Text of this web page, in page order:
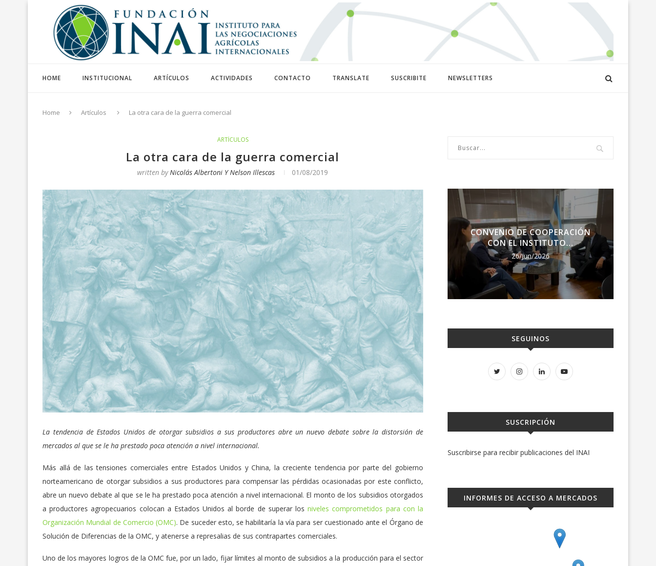
HOME INSTITUCIONAL ARTÍCULOS ACTIVIDADES CONTACTO TRANSLATE SUSCRIBITE NEWSLETTERS
Home Artículos La otra cara de la guerra comercial
ARTÍCULOS
La otra cara de la guerra comercial
written by Nicolás Albertoni Y Nelson Illescas 01/08/2019
La tendencia de Estados Unidos de otorgar subsidios a sus productores abre un nuevo debate sobre la distorsión de
mercados al que se le ha prestado poca atención a nivel internacional.
Más allá de las tensiones comerciales entre Estados Unidos y China, la creciente tendencia por parte del gobierno
norteamericano de otorgar subsidios a sus productores para compensar las pérdidas ocasionadas por este conflicto,
abre un nuevo debate al que se le ha prestado poca atención a nivel internacional. El monto de los subsidios otorgados
a productores agropecuarios colocan a Estados Unidos al borde de superar losniveles comprometidos para con la
Organización Mundial de Comercio (OMC). De suceder esto, se habilitaría la vía para ser cuestionado ante el Órgano de
Solución de Diferencias de la OMC, y atenerse a represalias de sus contrapartes comerciales.
Uno de los mayores logros de la OMC fue, por un lado, fijar límites al monto de subsidios a la producción para el sector
MAXIMILIANO MORENO: EL
REACOMODAMIENTO GLOBAL
Y...
10/Jun/2026
ARGENTINA INICIÓ LA
APLICACIÓN PROVISORIA DEL...
29/Jul/2026
CONVENIO DE COOPERACIÓN
CON EL INSTITUTO...
26/Jun/2026
SEGUINOS
SUSCRIPCIÓN
Suscribirse para recibir publicaciones del INAI
INFORMES DE ACCESO A MERCADOS